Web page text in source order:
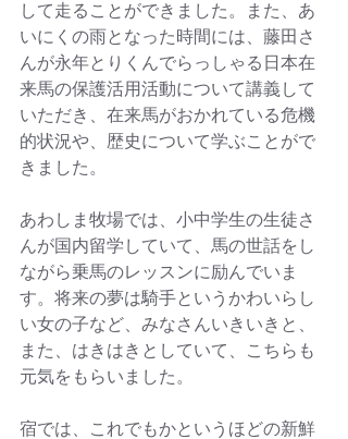
して走ることができました。また、あ
いにくの雨となった時間には、藤田さ
んが永年とりくんでらっしゃる日本在
来馬の保護活用活動について講義して
いただき、在来馬がおかれている危機
的状況や、歴史について学ぶことがで
きました。
あわしま牧場では、小中学生の生徒さ
んが国内留学していて、馬の世話をし
ながら乗馬のレッスンに励んでいま
す。将来の夢は騎手というかわいらし
い女の子など、みなさんいきいきと、
また、はきはきとしていて、こちらも
元気をもらいました。
宿では、これでもかというほどの新鮮